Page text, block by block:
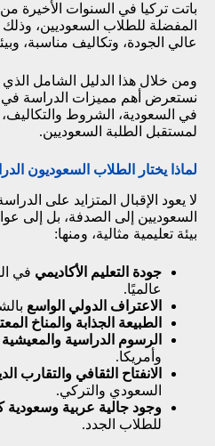
باتت تركيا في السنوات الأخيرة
المفضلة للطلاب السعوديين،
عالي الجودة، وتكاليف مناسبة،
ومن خلال هذا الدليل الشامل
نستعرض أهم مميزات الدراسة في
في السعودية، الشروط
لمستقبل الطلبة السعوديين.
لماذا يختار الطلاب السعوديون
لا يعود الإقبال المتزايد على
السعوديين إلى الصدفة، بل إلى
بيئة تعليمية مثالية، ومنها:
جودة التعليم الأكاديمي في
عالميًا.
الاعتراف الدولي الواسع
الطبيعة الجذابة والمناخ
الرسوم الدراسية والمعيشية
وأمريكا.
الانفتاح الثقافي والتقارب
السعودي والتركي.
وجود جالية عربية وسعودية
للطلاب الجدد.